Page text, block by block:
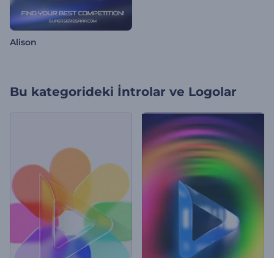
Alison
Bu kategorideki İntrolar ve Logolar